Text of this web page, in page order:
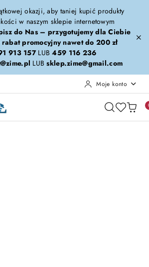
głównej
konto
głównego
produktu
okazji, aby taniej kupić produkty
w naszym sklepie internetowym
do Nas – przygotujemy dla Ciebie
promocyjny nawet do 200 zł
913 157LUB459 116 236
LUBsklep.zime@gmail.com
Moje konto